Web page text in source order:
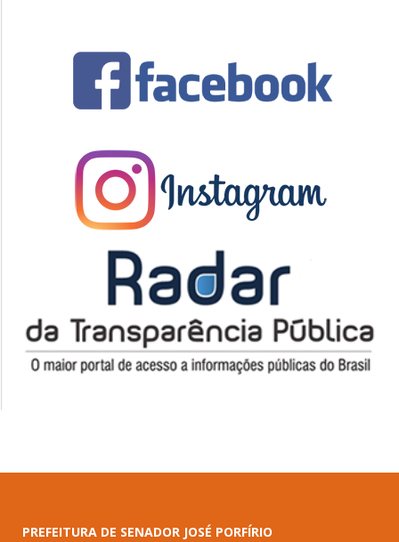
PREFEITURA DE SENADOR JOSÉ PORFÍRIO